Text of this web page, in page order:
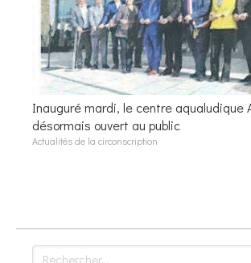
Inauguré mardi, le centre aqualudique
désormais ouvert au public
Actualités de la circonscription
Rechercher